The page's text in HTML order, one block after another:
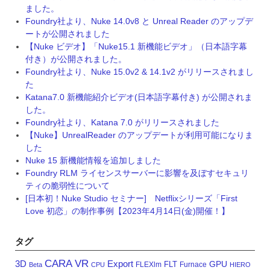
ました。
Foundry社より、Nuke 14.0v8 と Unreal Reader のアップデ
ートが公開されました
【Nuke ビデオ】「Nuke15.1 新機能ビデオ」（日本語字幕
付き）が公開されました。
Foundry社より、Nuke 15.0v2 & 14.1v2 がリリースされまし
た
Katana7.0 新機能紹介ビデオ(日本語字幕付き) が公開されま
した。
Foundry社より、Katana 7.0 がリリースされました
【Nuke】UnrealReader のアップデートが利用可能になりま
した
Nuke 15 新機能情報を追加しました
Foundry RLM ライセンスサーバーに影響を及ぼすセキュリ
ティの脆弱性について
[日本初！Nuke Studio セミナー] Netflixシリーズ「First
Love 初恋」の制作事例【2023年4月14日(金)開催！】
タグ
3D Beta CARA VR CPU Export FLEXlm FLT Furnace GPU HIERO